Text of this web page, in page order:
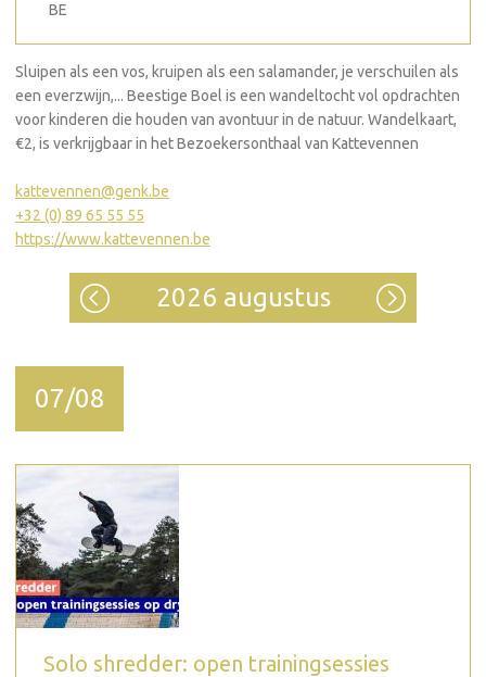
BE
Sluipen als een vos, kruipen als een salamander, je verschuilen als
een everzwijn,... Beestige Boel is een wandeltocht vol opdrachten
voor kinderen die houden van avontuur in de natuur. Wandelkaart,
€2, is verkrijgbaar in het Bezoekersonthaal van Kattevennen
kattevennen@genk.be
+32 (0) 89 65 55 55
https://www.kattevennen.be
2026 augustus
07/08
Solo shredder: open trainingsessies